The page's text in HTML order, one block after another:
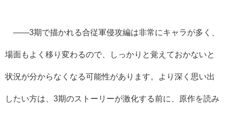
――3期で描かれる合従軍侵攻編は非常にキャラが多く、
場面もよく移り変わるので、しっかりと覚えておかないと
状況が分からなくなる可能性があります。より深く思い出
したい方は、 3期のストーリーが激化する前に、原作を読み